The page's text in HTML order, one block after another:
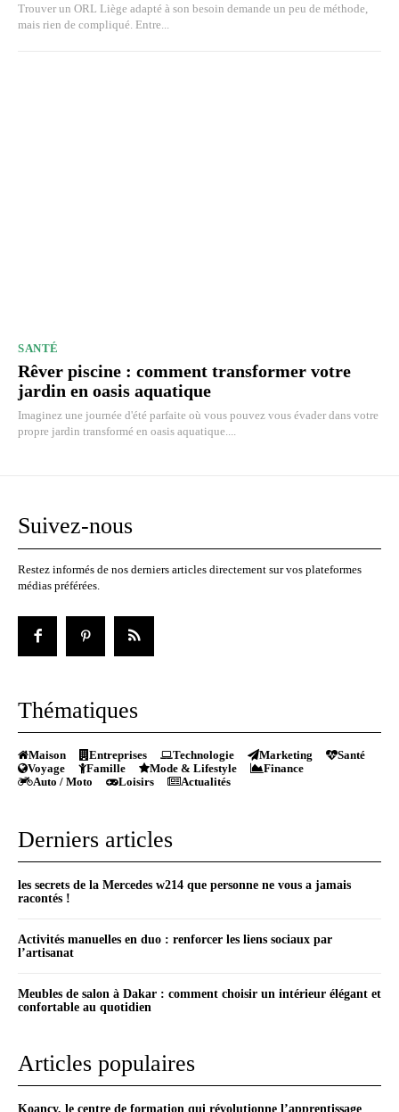
Trouver un ORL Liège adapté à son besoin demande un peu de méthode,
mais rien de compliqué. Entre...
SANTÉ
Rêver piscine : comment transformer votre
jardin en oasis aquatique
Imaginez une journée d'été parfaite où vous pouvez vous évader dans votre
propre jardin transformé en oasis aquatique....
Suivez-nous
Restez informés de nos derniers articles directement sur vos plateformes
médias préférées.
Thématiques
Maison Entreprises Technologie Marketing
Santé
Voyage
Famille Mode & Lifestyle
Finance
Auto / Moto
Loisirs Actualités
Derniers articles
les secrets de la Mercedes w214 que personne ne vous a jamais
racontés !
Activités manuelles en duo : renforcer les liens sociaux par
l’artisanat
Meubles de salon à Dakar : comment choisir un intérieur élégant et
confortable au quotidien
Articles populaires
Koancy, le centre de formation qui révolutionne l’apprentissage